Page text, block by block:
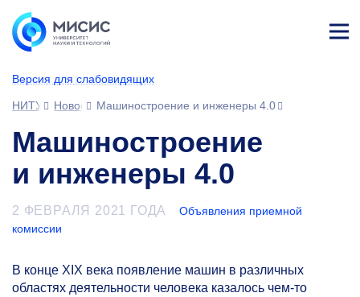
Версия для слабовидящих
НИТУ МИСИС
НовостиМашиностроение и инженеры 4.0
Машиностроение
и инженеры 4.0
2 ФЕВРАЛЯ 2021 ГОДА
Объявления приемной
комиссии
В конце XIX века появление машин в различных
областях деятельности человека казалось чем-то